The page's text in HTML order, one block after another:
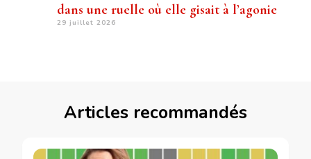
dans une ruelle où elle gisait à l’agonie
29 juillet 2026
Articles recommandés